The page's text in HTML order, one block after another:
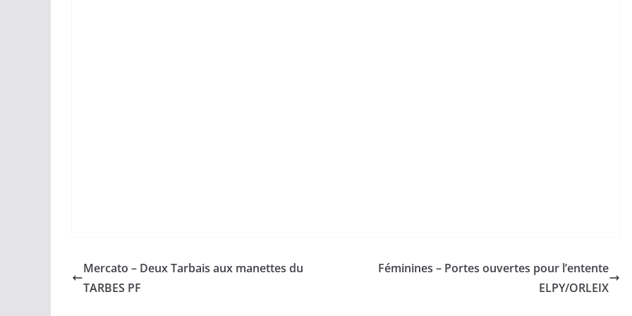
Mercato – Deux Tarbais aux manettes du
TARBES PF
Féminines – Portes ouvertes pour l’entente
ELPY/ORLEIX